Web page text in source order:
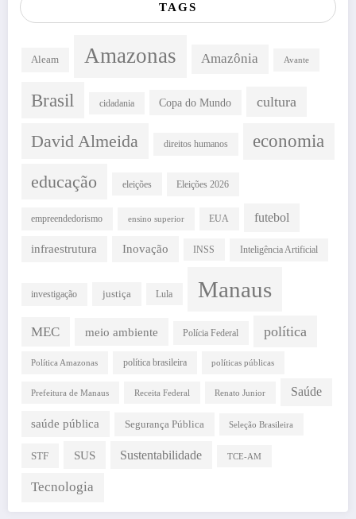
TAGS
Aleam Amazonas Amazônia Avante
Brasil cidadania Copa do Mundo cultura
David Almeida direitos humanos economia
educação eleições Eleições 2026
empreendedorismo ensino superior EUA futebol
infraestrutura Inovação INSS Inteligência Artificial
investigação justiça Lula Manaus
MEC meio ambiente Polícia Federal política
Política Amazonas política brasileira políticas públicas
Prefeitura de Manaus Receita Federal Renato Junior Saúde
saúde pública Segurança Pública Seleção Brasileira
STF SUS Sustentabilidade TCE-AM
Tecnologia